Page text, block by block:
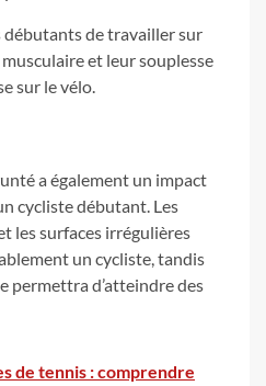
débutants de travailler sur
et leur souplesse
sur le vélo.
a également un impact
cycliste débutant. Les
les surfaces irrégulières
un cycliste, tandis
permettra d’atteindre des
de tennis : comprendre